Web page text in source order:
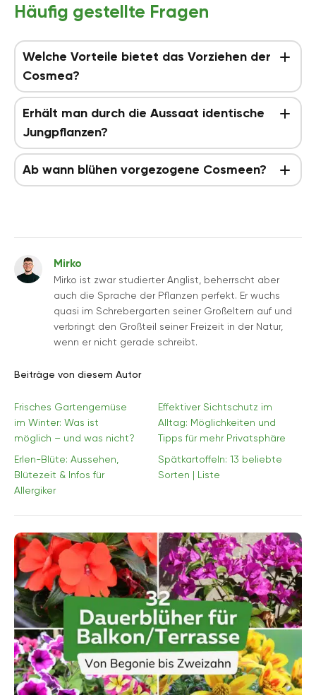
Häufig gestellte Fragen
Welche Vorteile bietet das Vorziehen der
Cosmea?
Erhält man durch die Aussaat identische
Jungpflanzen?
Ab wann blühen vorgezogene Cosmeen?
Mirko
Mirko ist zwar studierter Anglist, beherrscht aber
auch die Sprache der Pflanzen perfekt. Er wuchs
quasi im Schrebergarten seiner Großeltern auf und
verbringt den Großteil seiner Freizeit in der Natur,
wenn er nicht gerade schreibt.
Beiträge von diesem Autor
Frisches Gartengemüse
im Winter: Was ist
möglich – und was nicht?
Effektiver Sichtschutz im
Alltag: Möglichkeiten und
Tipps für mehr Privatsphäre
Erlen-Blüte: Aussehen,
Blütezeit & Infos für
Allergiker
Spätkartoffeln: 13 beliebte
Sorten | Liste